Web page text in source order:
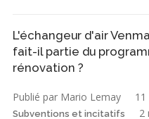
L'échangeur d'air
fait-il partie du
rénovation ?
Publié par Mario Lemay
Subventions et incitatifs 2